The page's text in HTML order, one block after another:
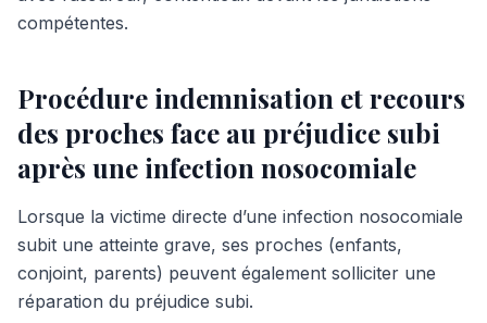
compétentes.
Procédure indemnisation et recours
des proches face au préjudice subi
après une infection nosocomiale
Lorsque la victime directe d’une infection nosocomiale
subit une atteinte grave, ses proches (enfants,
conjoint, parents) peuvent également solliciter une
réparation du préjudice subi.